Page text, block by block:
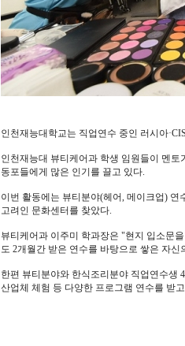
인천재능대학교는 직업연수 중인 러시아
인천재능대 뷰티케어과 학생 임원들이 멘
동포들에게 많은 인기를 끌고 있다.
이번 활동에는 뷰티분야(헤어, 메이크업) 연
고려인 문화센터를 찾았다.
뷰티케어과 이주미 학과장은 "현지 입소문
도 2개월간 받은 연수를 바탕으로 쌓은 자
한편 뷰티분야와 한식조리분야 직업연수생
산업체 체험 등 다양한 프로그램 연수를 받